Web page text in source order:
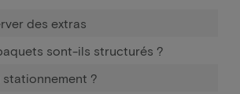
des extras
sont-ils structurés ?
?